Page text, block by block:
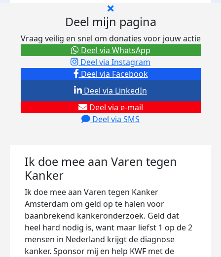
Deel mijn pagina
Vraag veilig en snel om donaties voor jouw actie
Deel via Facebook
Deel via Instagram
Deel via e-mail
Deel via SMS
Deel via LinkedIn
Deel via WhatsApp
Ik doe mee aan Varen tegen
Kanker
Ik doe mee aan Varen tegen Kanker
Amsterdam om geld op te halen voor
baanbrekend kankeronderzoek. Geld dat
heel hard nodig is, want maar liefst 1 op de 2
mensen in Nederland krijgt de diagnose
kanker. Sponsor mij en help KWF met de